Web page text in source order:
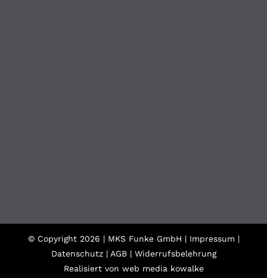
© Copyright 2026 | MKS Funke GmbH | Impressum|
Datenschutz| AGB| Widerrufsbelehrung
Realisiert von web media kowalke